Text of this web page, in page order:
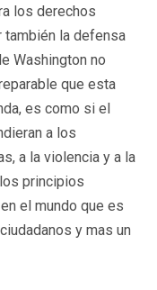
los derechos
también la defensa
Washington no
que esta
es como si el
a los
a la violencia y a la
principios
el mundo que es
y mas un